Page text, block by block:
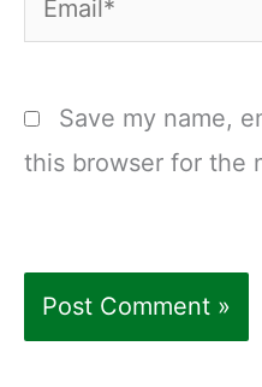
Save my name,
this browser for the